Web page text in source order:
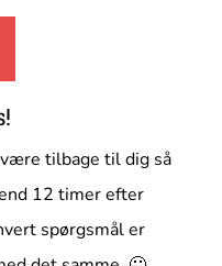
tilbage til dig så
12 timer efter
spørgsmål er